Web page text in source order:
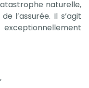
naturelle,
l’assurée. Il s’agit